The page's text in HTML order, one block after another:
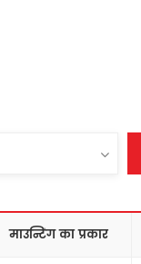
माउन्टिंग का प्रकार